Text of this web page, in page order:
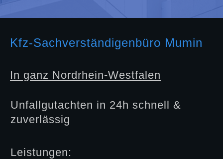
Kfz-Sachverständigenbüro Mumin
In ganz Nordrhein-Westfalen
Unfallgutachten in 24h schnell &
zuverlässig
Leistungen: